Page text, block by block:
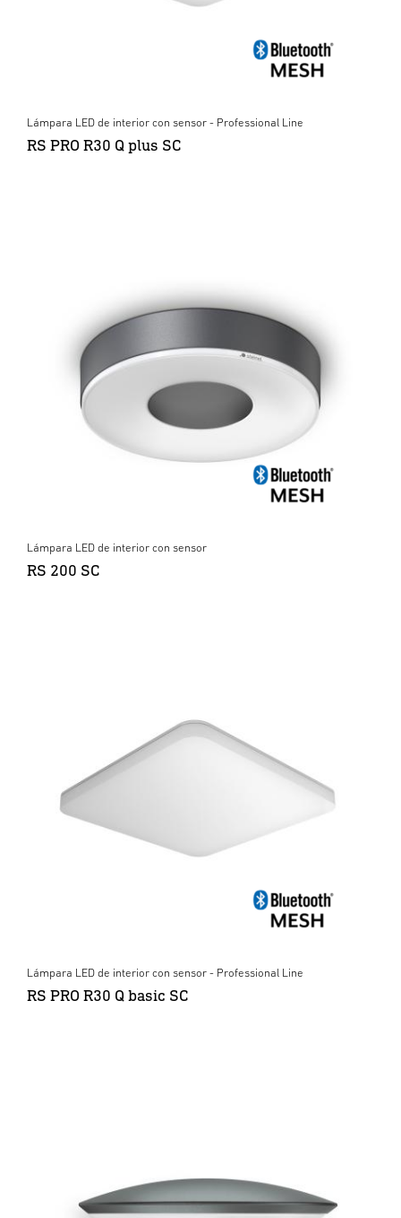
Lámpara LED de interior con sensor - Professional Line
RS PRO R30 Q plus SC
Lámpara LED de interior con sensor
RS 200 SC
Lámpara LED de interior con sensor - Professional Line
RS PRO R30 Q basic SC